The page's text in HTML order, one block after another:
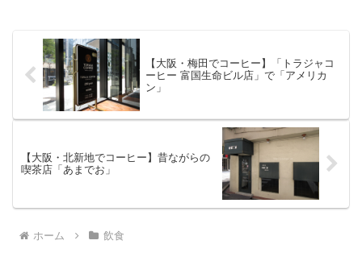
【大阪・梅田でコーヒー】「トラジャコ
ーヒー 富国生命ビル店」で「アメリカ
ン」
【大阪・北新地でコーヒー】昔ながらの
喫茶店「あまでお」
ホーム 飲食